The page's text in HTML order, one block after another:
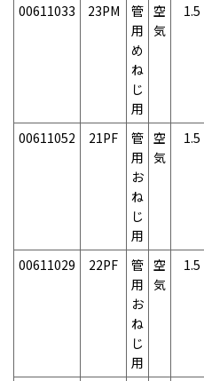
00611033 23PM
管
用
め
ね
じ
用
空
気
1.5
00611052 21PF
管
用
お
ね
じ
用
空
気
1.5
00611029 22PF
管
用
お
ね
じ
用
空
気
1.5